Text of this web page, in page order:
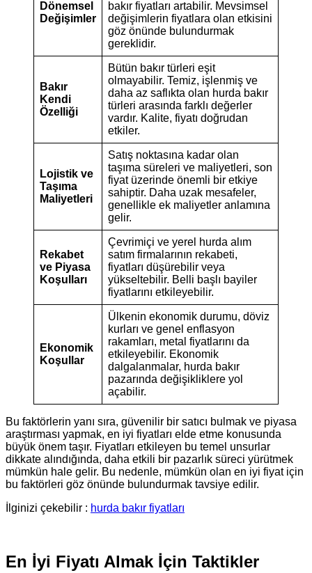
Dönemsel
Değişimler
bakır fiyatları artabilir. Mevsimsel
değişimlerin fiyatlara olan etkisini
göz önünde bulundurmak
gereklidir.
Bakır
Kendi
Özelliği
Bütün bakır türleri eşit
olmayabilir. Temiz, işlenmiş ve
daha az saflıkta olan hurda bakır
türleri arasında farklı değerler
vardır. Kalite, fiyatı doğrudan
etkiler.
Lojistik ve
Taşıma
Maliyetleri
Satış noktasına kadar olan
taşıma süreleri ve maliyetleri, son
fiyat üzerinde önemli bir etkiye
sahiptir. Daha uzak mesafeler,
genellikle ek maliyetler anlamına
gelir.
Rekabet
ve Piyasa
Koşulları
Çevrimiçi ve yerel hurda alım
satım firmalarının rekabeti,
fiyatları düşürebilir veya
yükseltebilir. Belli başlı bayiler
fiyatlarını etkileyebilir.
Ekonomik
Koşullar
Ülkenin ekonomik durumu, döviz
kurları ve genel enflasyon
rakamları, metal fiyatlarını da
etkileyebilir. Ekonomik
dalgalanmalar, hurda bakır
pazarında değişikliklere yol
açabilir.
Bu faktörlerin yanı sıra, güvenilir bir satıcı bulmak ve piyasa
araştırması yapmak, en iyi fiyatları elde etme konusunda
büyük önem taşır. Fiyatları etkileyen bu temel unsurlar
dikkate alındığında, daha etkili bir pazarlık süreci yürütmek
mümkün hale gelir. Bu nedenle, mümkün olan en iyi fiyat için
bu faktörleri göz önünde bulundurmak tavsiye edilir.
İlginizi çekebilir : hurda bakır fiyatları
En İyi Fiyatı Almak İçin Taktikler